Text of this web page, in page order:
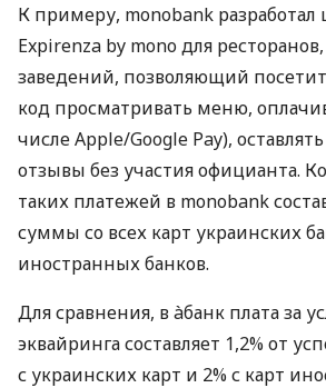
К примеру, monobank разработал
Expirenza by mono для
заведений, позволяющий
код просматривать меню,
числе Apple/Google Pay),
отзывы без участия официанта.
таких платежей в monobank
суммы со всех карт украинских
иностранных банков.
Для сравнения, в àбанк плата за
эквайринга составляет 1,2% от
с украинских карт и 2% с карт